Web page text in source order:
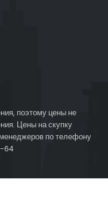
поэтому цены не
Цены на скупку
по телефону
64